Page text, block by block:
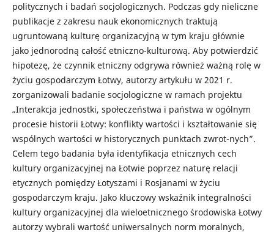
politycznych i badań socjologicznych. Podczas gdy nieliczne
publikacje z zakresu nauk ekonomicznych traktują
ugruntowaną kulturę organizacyjną w tym kraju głównie
jako jednorodną całość etniczno-kulturową. Aby potwierdzić
hipotezę, że czynnik etniczny odgrywa również ważną rolę w
życiu gospodarczym Łotwy, autorzy artykułu w 2021 r.
zorganizowali badanie socjologiczne w ramach projektu
„Interakcja jednostki, społeczeństwa i państwa w ogólnym
procesie historii Łotwy: konflikty wartości i kształtowanie się
wspólnych wartości w historycznych punktach zwrot-nych”.
Celem tego badania była identyfikacja etnicznych cech
kultury organizacyjnej na Łotwie poprzez naturę relacji
etycznych pomiędzy Łotyszami i Rosjanami w życiu
gospodarczym kraju. Jako kluczowy wskaźnik integralności
kultury organizacyjnej dla wieloetnicznego środowiska Łotwy
autorzy wybrali wartość uniwersalnych norm moralnych,